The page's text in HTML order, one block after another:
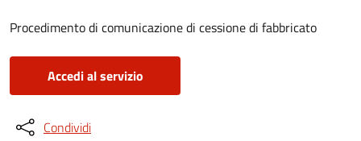
Procedimento di comunicazione di cessione di fabbricato
Accedi al servizio
Condividi